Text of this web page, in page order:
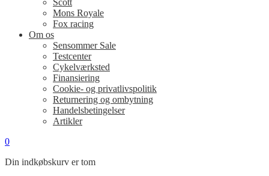
Scott
Mons Royale
Fox racing
Om os
Sensommer Sale
Testcenter
Cykelværksted
Finansiering
Cookie- og privatlivspolitik
Returnering og ombytning
Handelsbetingelser
Artikler
0
Din indkøbskurv er tom